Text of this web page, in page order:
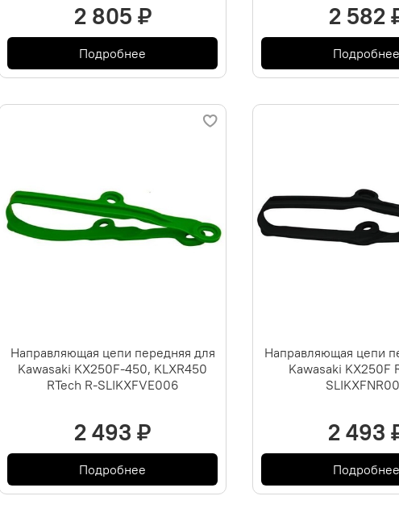
2 805 ₽
Подробнее
2 582
Подробнее
Направляющая цепи передняя для
Kawasaki KX250F-450, KLXR450
RTech R-SLIKXFVE006
2 493 ₽
Подробнее
Направляющая цепи
Kawasaki KX250F
2 493
Подробнее